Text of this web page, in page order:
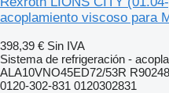
acoplamiento viscoso para
398,39 € Sin IVA
Sistema de refrigeración -
ALA10VNO45ED72/53R
0120-302-831 0120302831